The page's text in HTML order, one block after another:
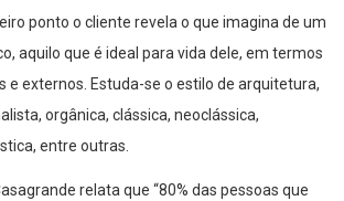
ponto o cliente revela o que imagina de um
aquilo que é ideal para vida dele, em termos
e externos. Estuda-se o estilo de arquitetura,
orgânica, clássica, neoclássica,
entre outras.
relata que “80% das pessoas que